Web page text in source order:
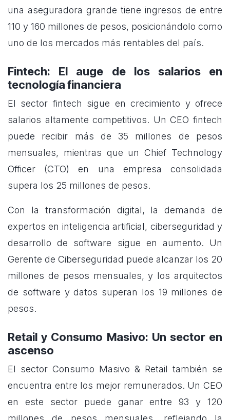
una aseguradora grande tiene ingresos de entre
110 y 160 millones de pesos, posicionándolo como
uno de los mercados más rentables del país.
Fintech: El auge de los salarios en
tecnología financiera
El sector fintech sigue en crecimiento y ofrece
salarios altamente competitivos. Un CEO fintech
puede recibir más de 35 millones de pesos
mensuales, mientras que un Chief Technology
Officer (CTO) en una empresa consolidada
supera los 25 millones de pesos.
Con la transformación digital, la demanda de
expertos en inteligencia artificial, ciberseguridad y
desarrollo de software sigue en aumento. Un
Gerente de Ciberseguridad puede alcanzar los 20
millones de pesos mensuales, y los arquitectos
de software y datos superan los 19 millones de
pesos.
Retail y Consumo Masivo: Un sector en
ascenso
El sector Consumo Masivo & Retail también se
encuentra entre los mejor remunerados. Un CEO
en este sector puede ganar entre 93 y 120